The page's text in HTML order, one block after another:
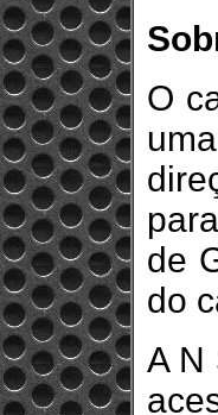
O
de
do
A N